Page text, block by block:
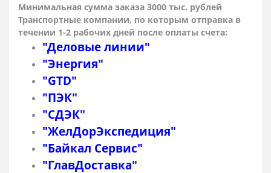
Минимальная сумма заказа 3000 тыс. рублей
Транспортные компании, по которым отправка в
течении 1-2 рабочих дней после оплаты счета:
"Деловые линии"
"Энергия"
"GTD"
"ПЭК"
"СДЭК"
"ЖелДорЭкспедиция"
"Байкал Сервис"
"ГлавДоставка"